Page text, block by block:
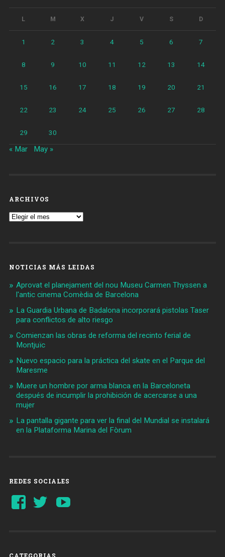
L M X J V S D
1 2 3 4 5 6 7
8 9 10 11 12 13 14
15 16 17 18 19 20 21
22 23 24 25 26 27 28
29 30
« Mar May »
ARCHIVOS
Archivos
NOTICIAS MÁS LEIDAS
Aprovat el planejament del nou Museu Carmen Thyssen a
l'antic cinema Comèdia de Barcelona
La Guardia Urbana de Badalona incorporará pistolas Taser
para conflictos de alto riesgo
Comienzan las obras de reforma del recinto ferial de
Montjuïc
Nuevo espacio para la práctica del skate en el Parque del
Maresme
Muere un hombre por arma blanca en la Barceloneta
después de incumplir la prohibición de acercarse a una
mujer
La pantalla gigante para ver la final del Mundial se instalará
en la Plataforma Marina del Fòrum
REDES SOCIALES
Ver
perfil
Ver
perfil